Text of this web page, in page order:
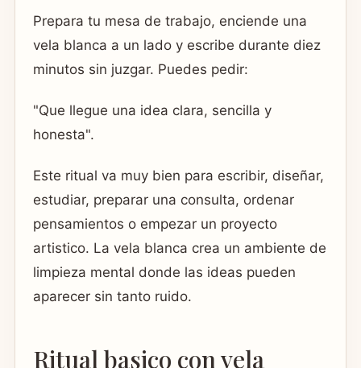
Prepara tu mesa de trabajo, enciende una
vela blanca a un lado y escribe durante diez
minutos sin juzgar. Puedes pedir:
"Que llegue una idea clara, sencilla y
honesta".
Este ritual va muy bien para escribir, diseñar,
estudiar, preparar una consulta, ordenar
pensamientos o empezar un proyecto
artistico. La vela blanca crea un ambiente de
limpieza mental donde las ideas pueden
aparecer sin tanto ruido.
Ritual basico con vela